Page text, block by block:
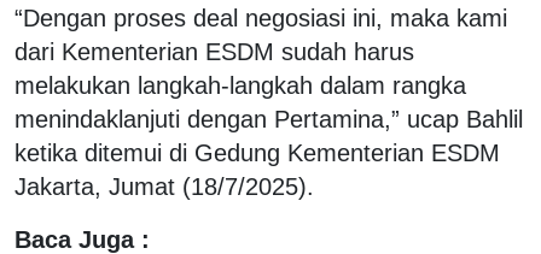
“Dengan proses deal negosiasi ini, maka kami
dari Kementerian ESDM sudah harus
melakukan langkah-langkah dalam rangka
menindaklanjuti dengan Pertamina,” ucap Bahlil
ketika ditemui di Gedung Kementerian ESDM
Jakarta, Jumat (18/7/2025).
Baca Juga :